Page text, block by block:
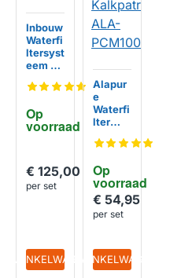
Op
voorraad
Inbouw
Waterfi
ltersyst
eem 3
ALA-
€ 125,00
per set
IN WINKELWAGEN
HUISMERK
Op
voorraad
Alapur
e
Waterfi
lter
Kalk
Kalkpa
troon
ALA-
PCM10
0
€ 54,95
per set
IN WINKELWAGEN